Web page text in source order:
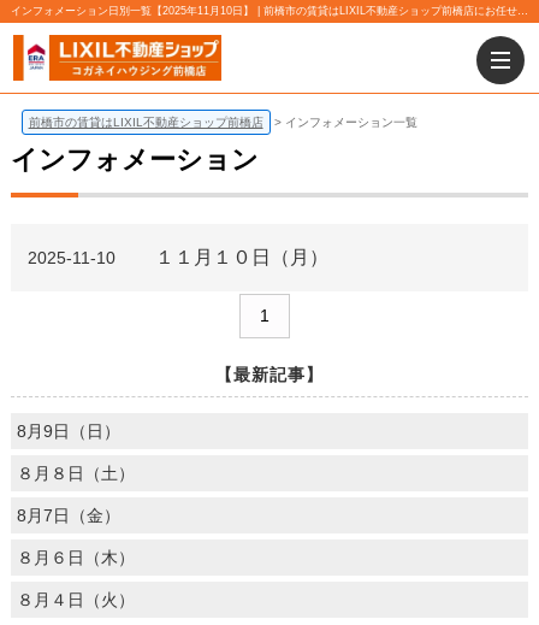
インフォメーション日別一覧【2025年11月10日】 | 前橋市の賃貸はLIXIL不動産ショップ前橋店にお任せ下さい！
前橋市の賃貸はLIXIL不動産ショップ前橋店 インフォメーション一覧
インフォメーション
2025-11-10 １１月１０日（月）
1
【最新記事】
8月9日（日）
８月８日（土）
8月7日（金）
８月６日（木）
８月４日（火）